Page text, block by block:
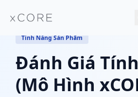
Tính Năng Sản Phẩm
Đánh Giá
(Mô Hình